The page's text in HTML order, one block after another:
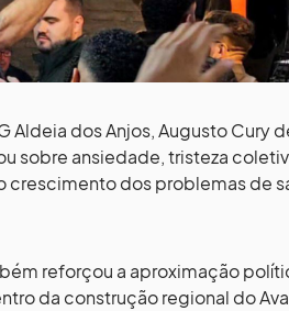
Aldeia dos Anjos, Augusto Cury
sobre ansiedade, tristeza
crescimento dos problemas de
reforçou a aproximação
da construção regional do